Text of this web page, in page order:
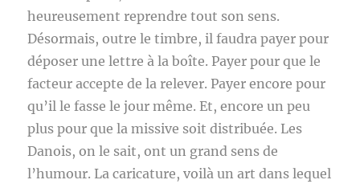
heureusement reprendre tout son sens.
Désormais, outre le timbre, il faudra payer pour
déposer une lettre à la boîte. Payer pour que le
facteur accepte de la relever. Payer encore pour
qu’il le fasse le jour même. Et, encore un peu
plus pour que la missive soit distribuée. Les
Danois, on le sait, ont un grand sens de
l’humour. La caricature, voilà un art dans lequel